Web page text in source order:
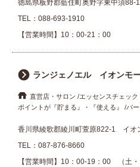
徳島県板野郡藍住町奥野字東中須
TEL： 088-693-1910
【営業時間】10：00-21：00
ランジェノエル イオンモ
直営店・サロン
エッセンスチェック
ポイントが『貯まる』・『使える』
バ
香川県綾歌郡綾川町萱原822-1 イ
TEL： 087-876-8660
【営業時間】10：00-19：00 （土